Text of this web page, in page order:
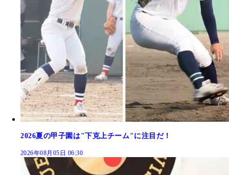
2026夏の甲子園は"下克上チーム"に注目だ！
2026年08月05日 06:30